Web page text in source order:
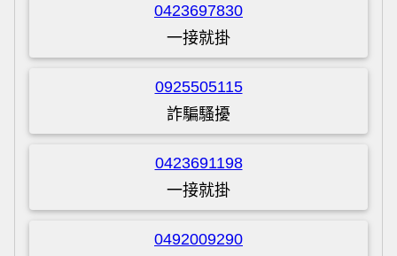
0423697830
一接就掛
0925505115
詐騙騷擾
0423691198
一接就掛
0492009290